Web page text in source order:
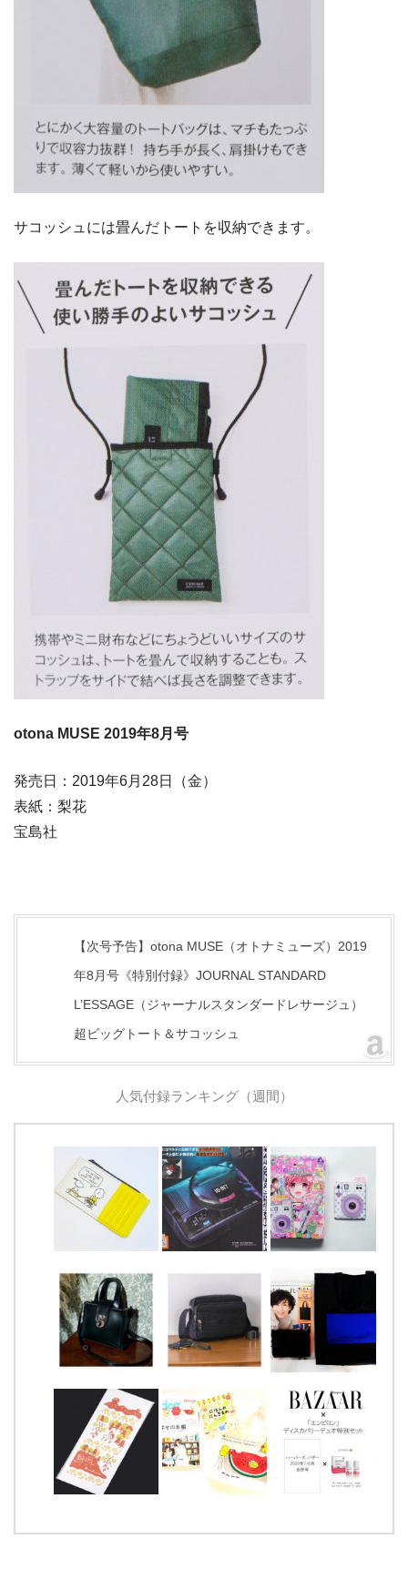
サコッシュには畳んだトートを収納できます。
otona MUSE 2019年8月号
発売日：2019年6月28日（金）
表紙：梨花
宝島社
【次号予告】otona MUSE（オトナミューズ）2019
年8月号《特別付録》JOURNAL STANDARD
L’ESSAGE（ジャーナルスタンダードレサージュ）
超ビッグトート＆サコッシュ
人気付録ランキング（週間）